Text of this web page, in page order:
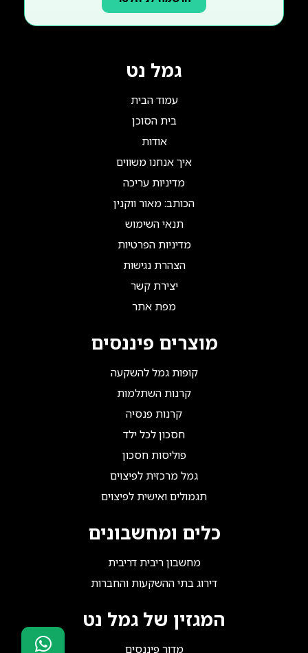
גמל נט
עמוד הבית
בית הסוכן
אודות
איך אנחנו משווים
מדיניות עריכה
הכותב: מאור ווקנין
תנאי השימוש
מדיניות הפרטיות
הצהרת נגישות
יצירת קשר
מפת אתר
מוצרים פיננסים
קופות גמל להשקעה
קרנות השתלמות
קרנות פנסיה
חסכון לכל ילד
פוליסות חסכון
גמל מרכזית לפיצוים
תגמולים ואישית לפיצוים
כלים ומחשבונים
מחשבון ריבית דריבית
דירוג בתי ההשקעות והחברות
המגזין של גמל נט
מדור פיננסים